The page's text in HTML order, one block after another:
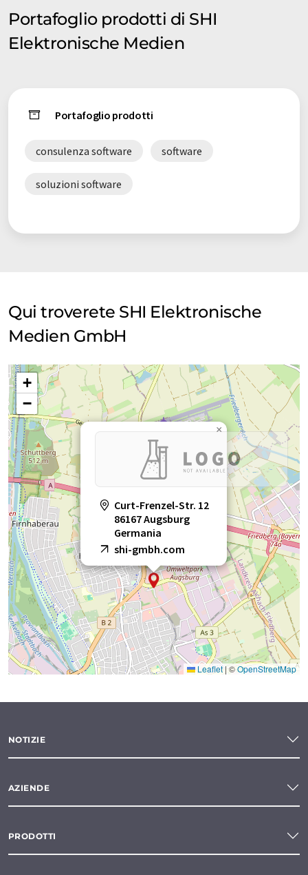
Portafoglio prodotti di SHI
Elektronische Medien
Portafoglio prodotti
consulenza software software
soluzioni software
Qui troverete SHI Elektronische
Medien GmbH
Curt-Frenzel-Str. 12
86167 Augsburg
Germania
shi-gmbh.com
×
+
−
Leaflet | ©OpenStreetMap
NOTIZIE
AZIENDE
PRODOTTI